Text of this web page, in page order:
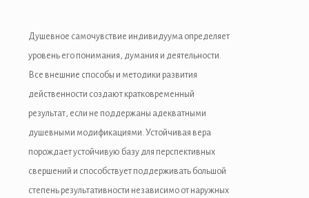
Душевное самочувствие индивидуума определяет
уровень его понимания, думания и деятельности.
Все внешние способы и методики развития
действенности создают кратковременный
результат, если не поддержаны адекватными
душевными модификациями. Устойчивая вера
порождает устойчивую базу для перспективных
свершений и способствует поддерживать большой
степень результативности независимо от наружных